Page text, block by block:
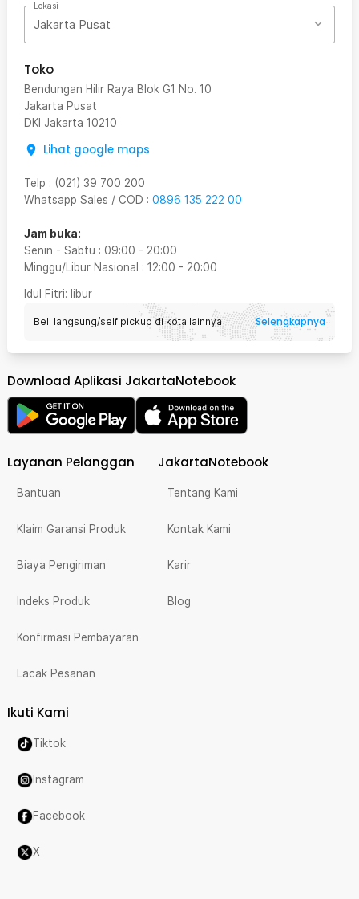
Lokasi
Jakarta Pusat
Toko
Bendungan Hilir Raya Blok G1 No. 10
Jakarta Pusat
DKI Jakarta 10210
Lihat google maps
Telp : (021) 39 700 200
Whatsapp Sales / COD : 0896 135 222 00
Jam buka:
Senin - Sabtu : 09:00 - 20:00
Minggu/Libur Nasional : 12:00 - 20:00
Idul Fitri: libur
Beli langsung/self pickup di kota lainnya Selengkapnya
Download Aplikasi JakartaNotebook
Layanan Pelanggan
Bantuan
Klaim Garansi Produk
Biaya Pengiriman
Indeks Produk
Konfirmasi Pembayaran
Lacak Pesanan
JakartaNotebook
Tentang Kami
Kontak Kami
Karir
Blog
Ikuti Kami
Tiktok
Instagram
Facebook
X